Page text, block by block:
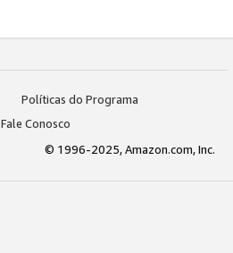
Políticas do Programa
Fale Conosco
© 1996-2025, Amazon.com, Inc.